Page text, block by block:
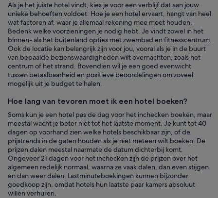
Als je het juiste hotel vindt, kies je voor een verblijf dat aan jouw
unieke behoeften voldoet. Hoe je een hotel ervaart, hangt van heel
wat factoren af, waar je allemaal rekening mee moet houden.
Bedenk welke voorzieningen je nodig hebt. Je vindt zowel in het
binnen- als het buitenland opties met zwembad en fitnesscentrum.
Ook de locatie kan belangrijk zijn voor jou, vooral als je in de buurt
van bepaalde bezienswaardigheden wilt overnachten, zoals het
centrum of het strand. Bovendien wil je een goed evenwicht
tussen betaalbaarheid en positieve beoordelingen om zoveel
mogelijk uit je budget te halen.
Hoe lang van tevoren moet ik een hotel boeken?
Soms kun je een hotel pas de dag voor het inchecken boeken, maar
meestal wacht je beter niet tot het laatste moment. Je kunt tot 40
dagen op voorhand zien welke hotels beschikbaar zijn, of de
prijstrends in de gaten houden als je niet meteen wilt boeken. De
prijzen dalen meestal naarmate de datum dichterbij komt.
Ongeveer 21 dagen voor het inchecken zijn de prijzen over het
algemeen redelijk normaal, waarna ze vaak dalen, dan even stijgen
en dan weer dalen. Lastminuteboekingen kunnen bijzonder
goedkoop zijn, omdat hotels hun laatste paar kamers absoluut
willen verhuren.